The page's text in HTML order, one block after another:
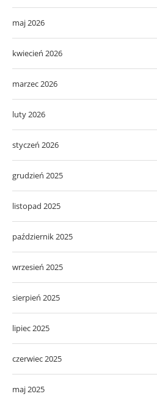
maj 2026
kwiecień 2026
marzec 2026
luty 2026
styczeń 2026
grudzień 2025
listopad 2025
październik 2025
wrzesień 2025
sierpień 2025
lipiec 2025
czerwiec 2025
maj 2025